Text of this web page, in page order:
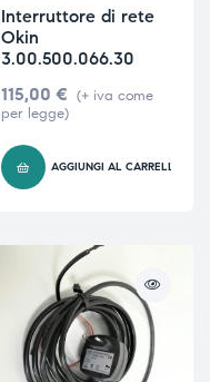
Interruttore di rete
Okin
3.00.500.066.30
115,00 € (+ iva come
per legge)
AGGIUNGI AL CARRELLO